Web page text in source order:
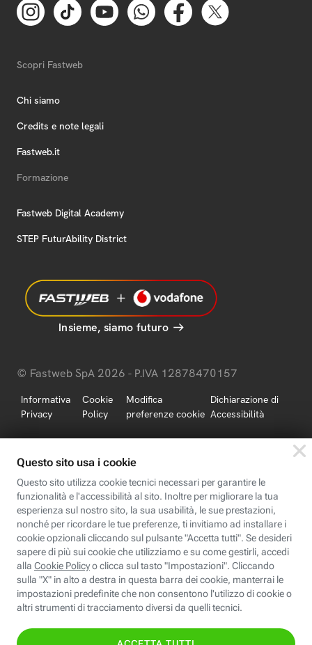
Scopri Fastweb
Chi siamo
Credits e note legali
Fastweb.it
Formazione
Fastweb Digital Academy
STEP FuturAbility District
Insieme, siamo futuro
© Fastweb SpA 2026 - P.IVA 12878470157
Informativa
Privacy
Cookie
Policy
Modifica
preferenze cookie
Dichiarazione di
Accessibilità